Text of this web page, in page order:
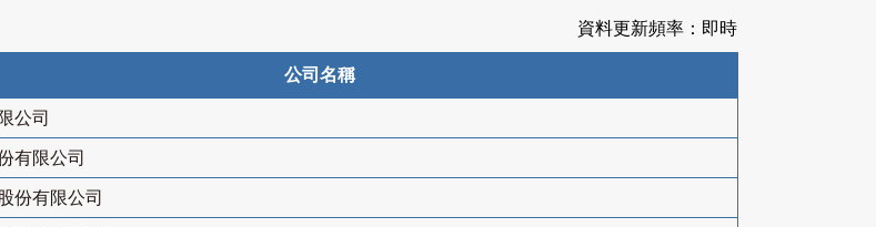
資料更新頻率：即時
公司名稱
公司
有限公司
份有限公司